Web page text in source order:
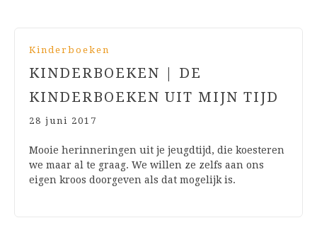
Kinderboeken
KINDERBOEKEN | DE
KINDERBOEKEN UIT MIJN TIJD
28 juni 2017
Mooie herinneringen uit je jeugdtijd, die koesteren
we maar al te graag. We willen ze zelfs aan ons
eigen kroos doorgeven als dat mogelijk is.